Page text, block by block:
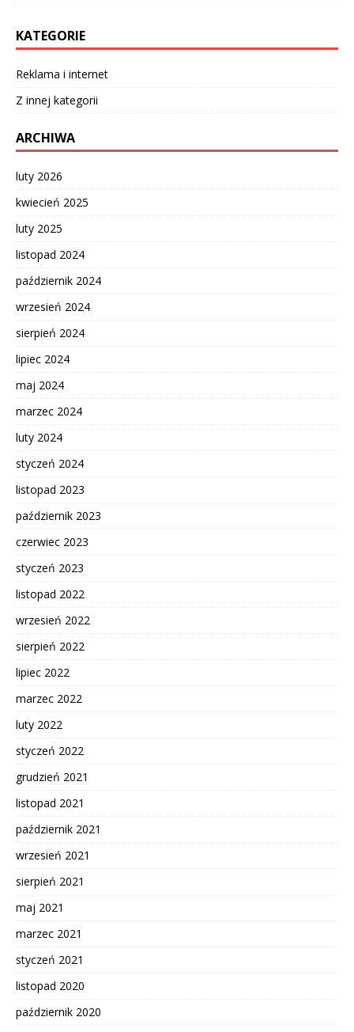
KATEGORIE
Reklama i internet
Z innej kategorii
ARCHIWA
luty 2026
kwiecień 2025
luty 2025
listopad 2024
październik 2024
wrzesień 2024
sierpień 2024
lipiec 2024
maj 2024
marzec 2024
luty 2024
styczeń 2024
listopad 2023
październik 2023
czerwiec 2023
styczeń 2023
listopad 2022
wrzesień 2022
sierpień 2022
lipiec 2022
marzec 2022
luty 2022
styczeń 2022
grudzień 2021
listopad 2021
październik 2021
wrzesień 2021
sierpień 2021
maj 2021
marzec 2021
styczeń 2021
listopad 2020
październik 2020